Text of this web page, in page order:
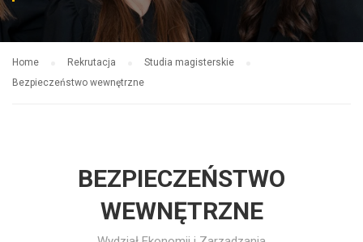
Home Rekrutacja
Studia magisterskie
Bezpieczeństwo wewnętrzne
BEZPIECZEŃSTWO
WEWNĘTRZNE